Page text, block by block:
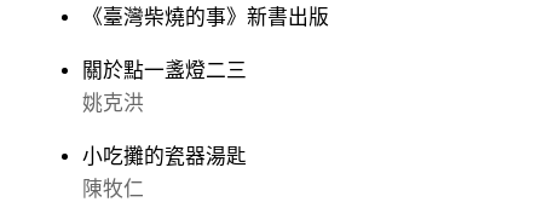
《臺灣柴燒的事》新書出版
關於點一盞燈二三
姚克洪
小吃攤的瓷器湯匙
陳牧仁